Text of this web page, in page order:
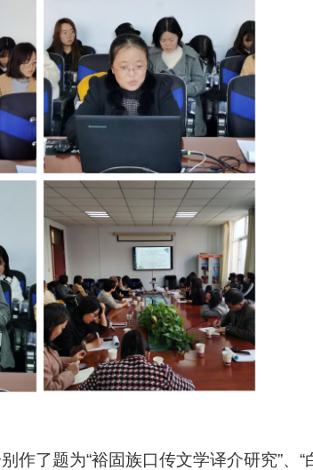
作了题为“裕固族口传文学译介研究”、